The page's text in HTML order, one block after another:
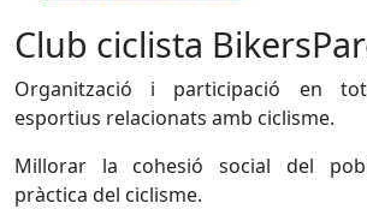
Club ciclista
Organització i participació en
esportius relacionats amb ciclisme.
Millorar la cohesió social del
pràctica del ciclisme.